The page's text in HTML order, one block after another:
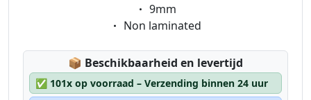
Eigenschaft:
9mm
Eigenschaft:
Non laminated
📦 Lagerstatus:
Beschikbaarheid en levertijd
✅ 101x op voorraad – Verzending binnen 24 uur